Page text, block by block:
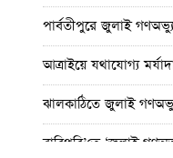
পার্বতীপুরে জুলাই
আত্রাইয়ে যথাযোগ্য
ঝালকাঠিতে জুলাই
রাবিপ্রবি’তে ‘জুলাই